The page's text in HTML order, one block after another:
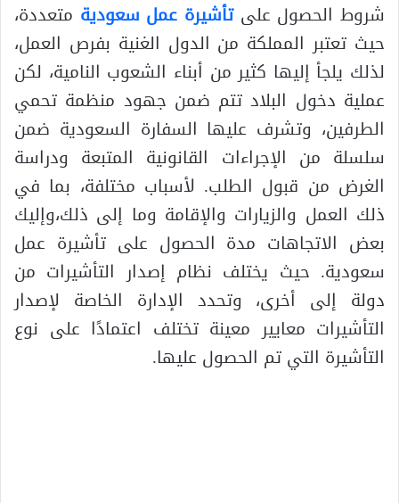
شروط الحصول على تأشيرة عمل سعودية متعددة،
حيث تعتبر المملكة من الدول الغنية بفرص العمل،
لذلك يلجأ إليها كثير من أبناء الشعوب النامية، لكن
عملية دخول البلاد تتم ضمن جهود منظمة تحمي
الطرفين، وتشرف عليها السفارة السعودية ضمن
سلسلة من الإجراءات القانونية المتبعة ودراسة
الغرض من قبول الطلب. لأسباب مختلفة، بما في
ذلك العمل والزيارات والإقامة وما إلى ذلك،وإليك
بعض الاتجاهات مدة الحصول على تأشيرة عمل
سعودية. حيث يختلف نظام إصدار التأشيرات من
دولة إلى أخرى، وتحدد الإدارة الخاصة لإصدار
التأشيرات معايير معينة تختلف اعتمادًا على نوع
التأشيرة التي تم الحصول عليها.